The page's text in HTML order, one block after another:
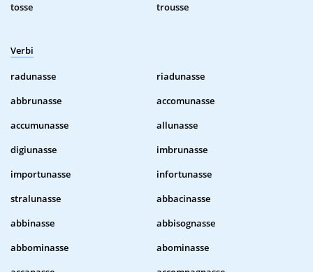
tosse
trousse
Verbi
radunasse
riadunasse
abbrunasse
accomunasse
accumunasse
allunasse
digiunasse
imbrunasse
importunasse
infortunasse
stralunasse
abbacinasse
abbinasse
abbisognasse
abbominasse
abominasse